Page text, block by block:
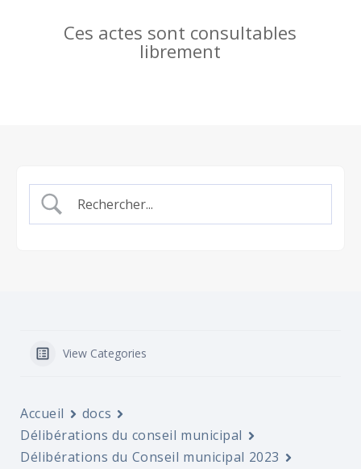
Ces actes sont consultables
librement
View Categories
Accueil
docs
Délibérations du conseil municipal
Délibérations du Conseil municipal 2023